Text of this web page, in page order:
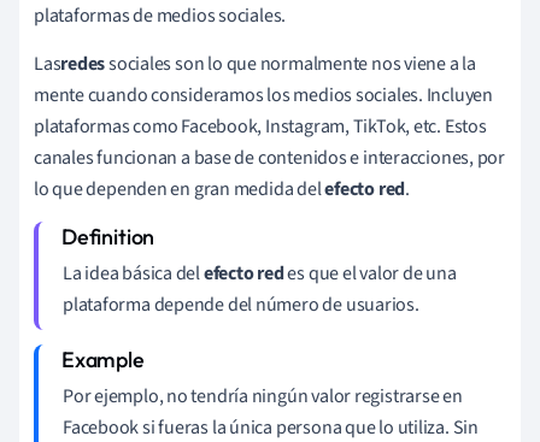
plataformas de medios sociales.
Lasredessociales son lo que normalmente nos viene a la
mente cuando consideramos los medios sociales. Incluyen
plataformas como Facebook, Instagram, TikTok, etc. Estos
canales funcionan a base de contenidos e interacciones, por
lo que dependen en gran medida delefecto red.
La idea básica delefecto redes que el valor de una
plataforma depende del número de usuarios.
Por ejemplo, no tendría ningún valor registrarse en
Facebook si fueras la única persona que lo utiliza. Sin